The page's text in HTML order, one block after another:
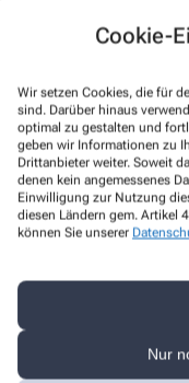
Cookie-
Wir setzen Cookies, die für
sind. Darüber hinaus
optimal zu gestalten und
geben wir Informationen zu
Drittanbieter weiter. Soweit
denen kein angemessenes
Einwilligung zur Nutzung
diesen Ländern gem. Artikel
können Sie unserer
Nur
So erreichen